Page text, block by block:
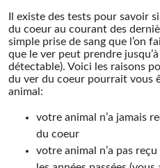
Il existe des tests pour savoir
du coeur au courant des
simple prise de sang que l’on
que le ver peut prendre
détectable). Voici les raisons
du ver du coeur pourrait vous
animal:
votre animal n’a jamais
du coeur
votre animal n’a pas